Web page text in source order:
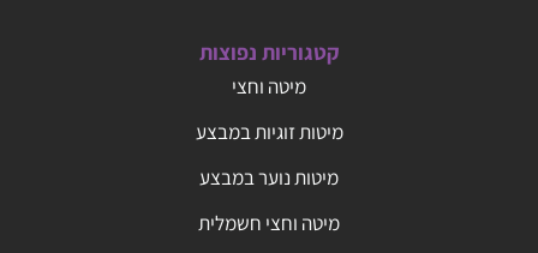
קטגוריות נפוצות
מיטה וחצי
מיטות זוגיות במבצע
מיטות נוער במבצע
מיטה וחצי חשמלית